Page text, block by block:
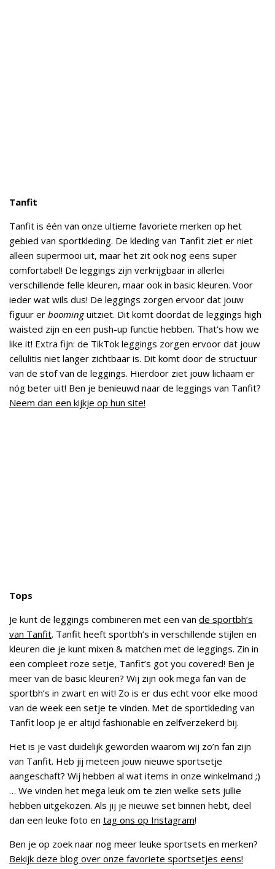
Tanfit
Tanfit is één van onze ultieme favoriete merken op het
gebied van sportkleding. De kleding van Tanfit ziet er niet
alleen supermooi uit, maar het zit ook nog eens super
comfortabel! De leggings zijn verkrijgbaar in allerlei
verschillende felle kleuren, maar ook in basic kleuren. Voor
ieder wat wils dus! De leggings zorgen ervoor dat jouw
figuur er boominguitziet. Dit komt doordat de leggings high
waisted zijn en een push-up functie hebben. That’s how we
like it! Extra fijn: de TikTok leggings zorgen ervoor dat jouw
cellulitis niet langer zichtbaar is. Dit komt door de structuur
van de stof van de leggings. Hierdoor ziet jouw lichaam er
nóg beter uit! Ben je benieuwd naar de leggings van Tanfit?
Neem dan een kijkje op hun site!
Tops
Je kunt de leggings combineren met een van de sportbh’s
van Tanfit. Tanfit heeft sportbh’s in verschillende stijlen en
kleuren die je kunt mixen & matchen met de leggings. Zin in
een compleet roze setje, Tanfit’s got you covered! Ben je
meer van de basic kleuren? Wij zijn ook mega fan van de
sportbh’s in zwart en wit! Zo is er dus echt voor elke mood
van de week een setje te vinden. Met de sportkleding van
Tanfit loop je er altijd fashionable en zelfverzekerd bij.
Het is je vast duidelijk geworden waarom wij zo’n fan zijn
van Tanfit. Heb jij meteen jouw nieuwe sportsetje
aangeschaft? Wij hebben al wat items in onze winkelmand ;)
… We vinden het mega leuk om te zien welke sets jullie
hebben uitgekozen. Als jij je nieuwe set binnen hebt, deel
dan een leuke foto en tag ons op Instagram!
Ben je op zoek naar nog meer leuke sportsets en merken?
Bekijk deze blog over onze favoriete sportsetjes eens!